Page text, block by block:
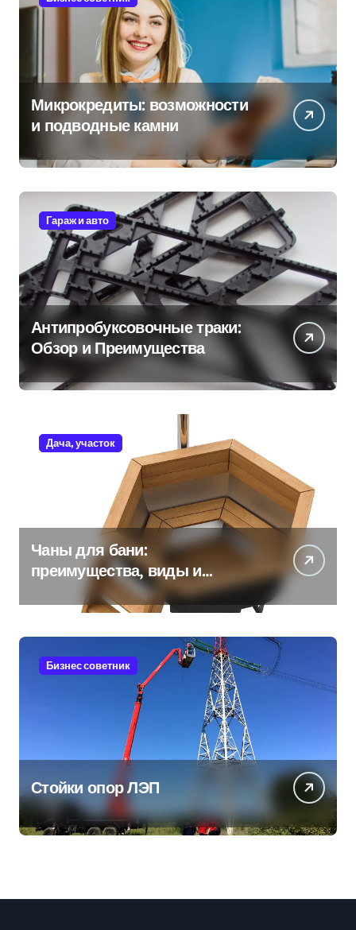
Микрокредиты: возможности
и подводные камни
Гараж и авто
Антипробуксовочные траки:
Обзор и Преимущества
Дача, участок
Чаны для бани:
преимущества, виды и
особенности использования
Бизнес советник
Стойки опор ЛЭП